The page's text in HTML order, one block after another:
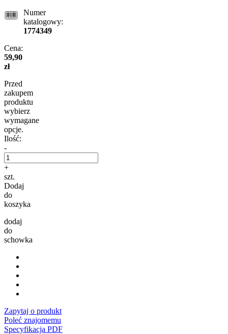
Numer
katalogowy:
1774349
Cena:
59,90
zł
Przed
zakupem
produktu
wybierz
wymagane
opcje.
Ilość:
-
+
szt.
Dodaj
do
koszyka
dodaj
do
schowka
Zapytaj o produkt
Poleć znajomemu
Specyfikacja PDF